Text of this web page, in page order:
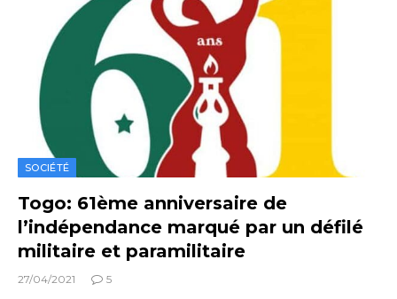
SOCIÉTÉ
Togo: 61ème anniversaire de
l’indépendance marqué par un défilé
militaire et paramilitaire
27/04/2021 5